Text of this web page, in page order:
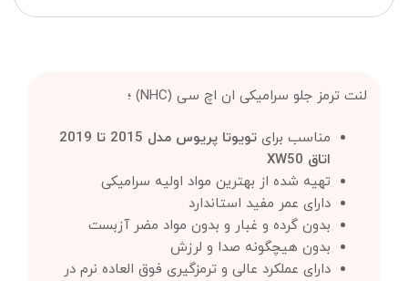
لنت ترمز جلو سرامیکی ان اچ سی (NHC) ؛
مناسب برای
تویوتا پریوس مدل 2015 تا 2019
اتاق XW50
تهیه شده از بهترین مواد اولیه سرامیکی
دارای عمر مفید استاندارد
بدون گرده و غبار و بدون مواد مضر آزبست
بدون هیچگونه صدا و لرزش
دارای عملکرد عالی و ترمزگیری فوق العاده نرم در